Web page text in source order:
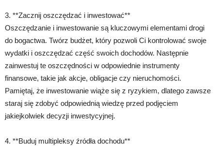
3. **Zacznij oszczędzać i inwestować**
Oszczędzanie i inwestowanie są kluczowymi elementami drogi
do bogactwa. Twórz budżet, który pozwoli Ci kontrolować swoje
wydatki i oszczędzać część swoich dochodów. Następnie
zainwestuj te oszczędności w odpowiednie instrumenty
finansowe, takie jak akcje, obligacje czy nieruchomości.
Pamiętaj, że inwestowanie wiąże się z ryzykiem, dlatego zawsze
staraj się zdobyć odpowiednią wiedzę przed podjęciem
jakiejkolwiek decyzji inwestycyjnej.
4. **Buduj multipleksy źródła dochodu**